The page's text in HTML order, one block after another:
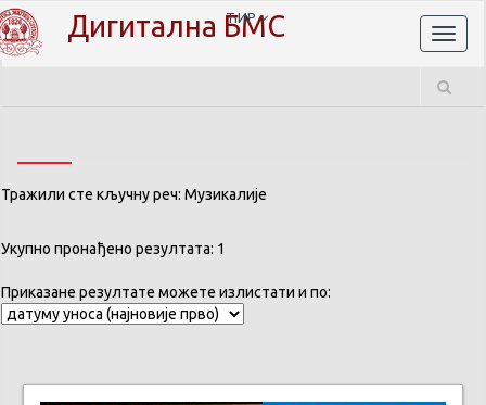
Дигитална БМС
ЋИР
Тражили сте кључну реч: Музикалије
Укупно пронађено резултата: 1
Приказане резултате можете излистати и по: